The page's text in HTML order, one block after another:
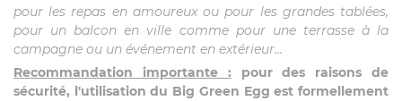
pour les repas en amoureux ou pour les grandes tablées,
pour un balcon en ville comme pour une terrasse à la
campagne ou un événement en extérieur...
Recommandation importante : pour des raisons de
sécurité, l'utilisation du Big Green Egg est formellement